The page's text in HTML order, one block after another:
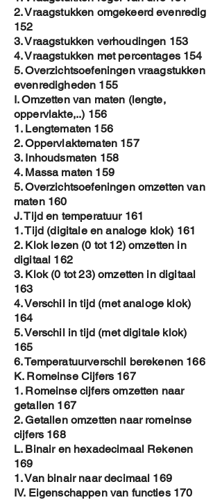
2. Vraagstukken omgekeerd evenredig
152
3. Vraagstukken verhoudingen 153
4. Vraagstukken met percentages 154
5. Overzichtsoefeningen vraagstukken
evenredigheden 155
I. Omzetten van maten (lengte,
oppervlakte,..) 156
1. Lengtematen 156
2. Oppervlaktematen 157
3. Inhoudsmaten 158
4. Massa maten 159
5. Overzichtsoefeningen omzetten van
maten 160
J. Tijd en temperatuur 161
1. Tijd (digitale en analoge klok) 161
2. Klok lezen (0 tot 12) omzetten in
digitaal 162
3. Klok (0 tot 23) omzetten in digitaal
163
4. Verschil in tijd (met analoge klok)
164
5. Verschil in tijd (met digitale klok)
165
6. Temperatuurverschil berekenen 166
K. Romeinse Cijfers 167
1. Romeinse cijfers omzetten naar
getallen 167
2. Getallen omzetten naar romeinse
cijfers 168
L. Binair en hexadecimaal Rekenen
169
1. Van binair naar decimaal 169
IV. Eigenschappen van functies 170